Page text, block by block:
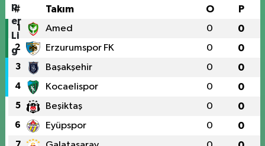
# Takım O P
1 Amed 0 0
2 Erzurumspor FK 0 0
3 Başakşehir 0 0
4 Kocaelispor 0 0
5 Beşiktaş 0 0
6 Eyüpspor 0 0